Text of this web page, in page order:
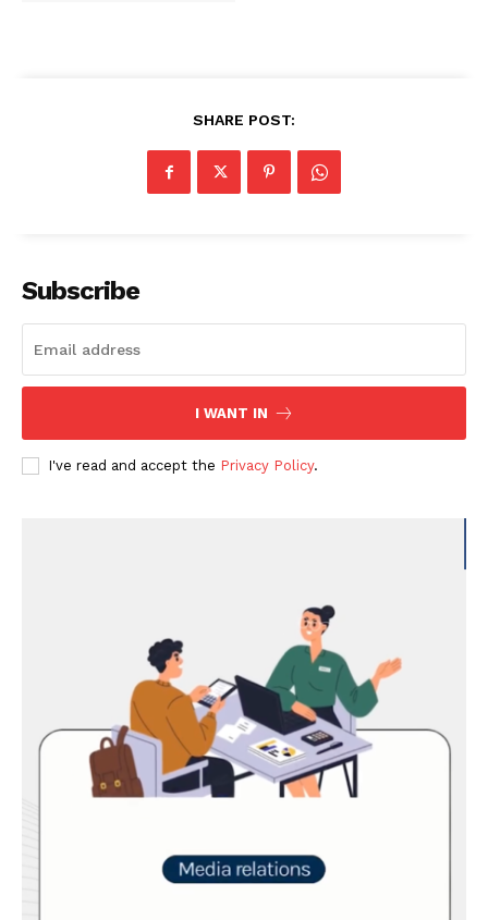
SHARE POST:
Subscribe
I WANT IN
I've read and accept the Privacy Policy.